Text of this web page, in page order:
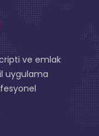
ve emlak
uygulama